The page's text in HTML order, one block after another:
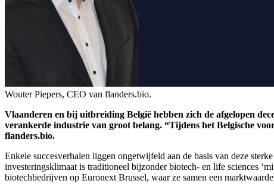
Wouter Piepers, CEO van flanders.bio.
Vlaanderen en bij uitbreiding België hebben zich de afgelopen
verankerde industrie van groot belang. “Tijdens het Belgische
flanders.bio.
Enkele succesverhalen liggen ongetwijfeld aan de basis van deze
investeringsklimaat is traditioneel bijzonder biotech- en life sciences
biotechbedrijven op Euronext Brussel, waar ze samen een